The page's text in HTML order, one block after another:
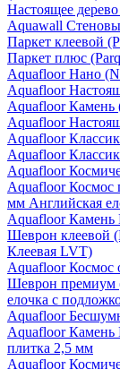
Настоящее
Aquawall
Паркет клеевой
Паркет плюс
Aquafloor Нано
Aquafloor
Aquafloor Камень
Aquafloor
Aquafloor
Aquafloor
Aquafloor
Aquafloor Космос
мм Английская
Aquafloor
Шеврон клеевой
Клеевая LVT)
Aquafloor Космос
Шеврон премиум
елочка с
Aquafloor
Aquafloor
плитка 2,5 мм
Aquafloor